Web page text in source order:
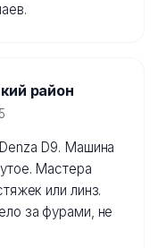
район
D9. Машина
Мастера
или линз.
за фурами, не